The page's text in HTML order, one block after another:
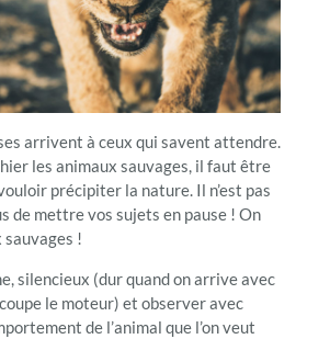
arrivent à ceux qui savent attendre.
les animaux sauvages, il faut être
précipiter la nature. Il n’est pas
de mettre vos sujets en pause ! On
sauvages !
silencieux (dur quand on arrive avec
le moteur) et observer avec
de l’animal que l’on veut